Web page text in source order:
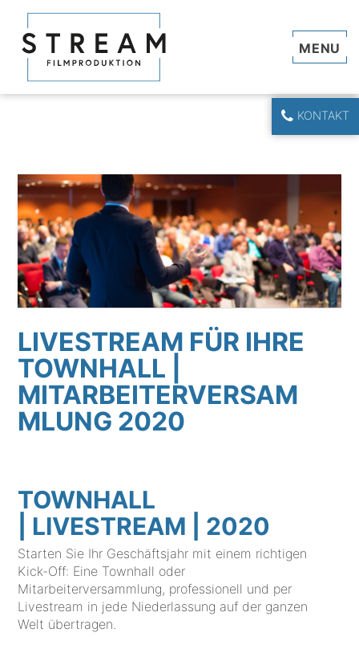
KONTAKT
LIVESTREAM FÜR IHRE
TOWNHALL |
MITARBEITERVERSAM
MLUNG 2020
TOWNHALL
| LIVESTREAM | 2020
Starten Sie Ihr Geschäftsjahr mit einem richtigen
Kick-Off: Eine Townhall oder
Mitarbeiterversammlung, professionell und per
Livestream in jede Niederlassung auf der ganzen
Welt übertragen.